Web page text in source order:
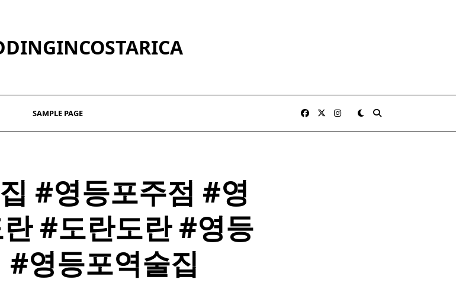
SAMPLE PAGE
#영등포주점 #영
#도란도란 #영등
#영등포역술집